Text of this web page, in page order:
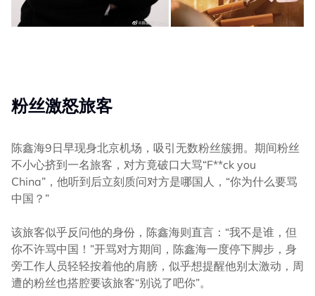
粉丝激怒旅客
陈鑫海9日早现身北京机场，吸引无数粉丝簇拥。期间粉丝
不小心挤到一名旅客，对方竟破口大骂“F**ck you
China”，他听到后立刻质问对方是哪国人，“你为什么要骂
中国？”
该旅客似乎反问他的身份，陈鑫海则直言：“我不是谁，但
你不许骂中国！”开骂对方期间，陈鑫海一度停下脚步，身
旁工作人员轻轻按着他的肩膀，似乎想提醒他别太激动，周
遭的粉丝也搭腔要该旅客“别说了吧你”。